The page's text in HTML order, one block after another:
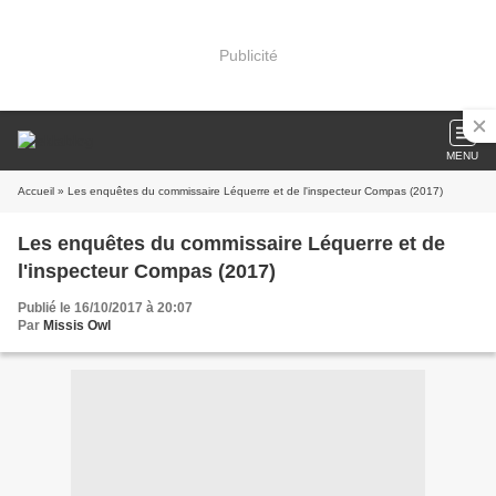
Publicité
MENU
Accueil » Les enquêtes du commissaire Léquerre et de l'inspecteur Compas (2017)
Les enquêtes du commissaire Léquerre et de
l'inspecteur Compas (2017)
Publié le 16/10/2017 à 20:07
Par Missis Owl